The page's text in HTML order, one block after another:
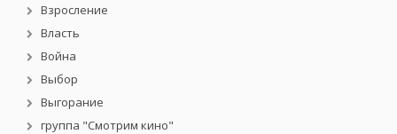
Взросление
Власть
Война
Выбор
Выгорание
группа "Смотрим кино"